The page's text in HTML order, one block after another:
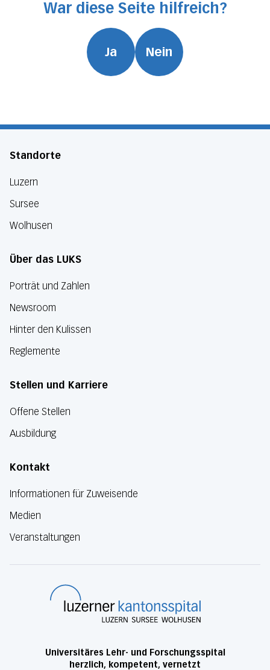
War diese Seite hilfreich?
Ja Nein
Standorte
Luzern
Sursee
Wolhusen
Über das LUKS
Porträt und Zahlen
Newsroom
Hinter den Kulissen
Reglemente
Stellen und Karriere
Offene Stellen
Ausbildung
Kontakt
Informationen für Zuweisende
Medien
Veranstaltungen
Universitäres Lehr- und Forschungsspital
herzlich, kompetent, vernetzt